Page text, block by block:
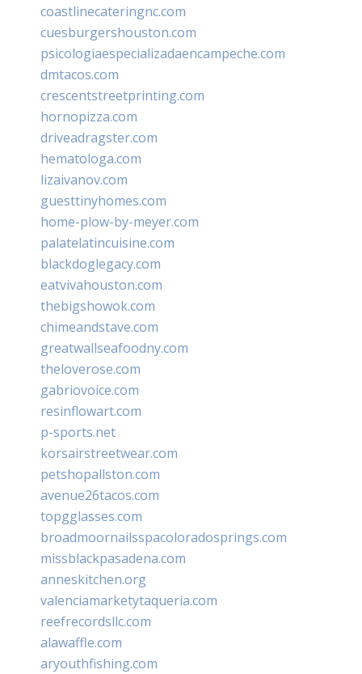
coastlinecateringnc.com
cuesburgershouston.com
psicologiaespecializadaencampeche.com
dmtacos.com
crescentstreetprinting.com
hornopizza.com
driveadragster.com
hematologa.com
lizaivanov.com
guesttinyhomes.com
home-plow-by-meyer.com
palatelatincuisine.com
blackdoglegacy.com
eatvivahouston.com
thebigshowok.com
chimeandstave.com
greatwallseafoodny.com
theloverose.com
gabriovoice.com
resinflowart.com
p-sports.net
korsairstreetwear.com
petshopallston.com
avenue26tacos.com
topgglasses.com
broadmoornailsspacoloradosprings.com
missblackpasadena.com
anneskitchen.org
valenciamarketytaqueria.com
reefrecordsllc.com
alawaffle.com
aryouthfishing.com